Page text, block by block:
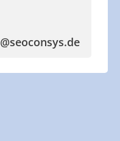
@seoconsys.de